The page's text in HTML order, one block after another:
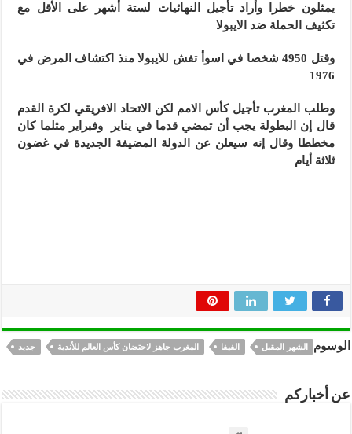
يمثلون خطرا وأراد تأجيل النهائيات لستة أشهر على الأقل مع
تكثيف الحملة ضد الايبولا
وقتل 4950 شخصا في اسوأ تفش للايبولا منذ اكتشاف المرض في
1976
وطلب المغرب تأجيل كأس الامم لكن الاتحاد الافريقي لكرة القدم
قال إن البطولة يجب أن تمضي قدما في يناير وفبراير مثلما كان
مخططا وقال إنه سيعلن عن الدولة المضيفة الجديدة في غضون
ثلاثة أيام
الوسوم الشهر المقبل الفيفا المغرب جاهز لاحتضان كأس العالم للأندية جديد
عن أخباركم